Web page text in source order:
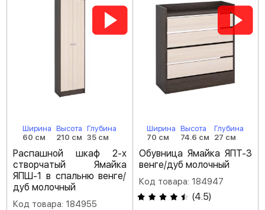
Ширина
60 см
Высота
210 см
Глубина
35 см
Распашной шкаф 2-х
створчатый Ямайка
ЯПШ-1 в спальню венге/
дуб молочный
Код товара: 184955
Ширина
70 см
Высота
74.6 см
Глубина
27 см
Обувница Ямайка ЯПТ-3
венге/дуб молочный
Код товара: 184947
(4.5)